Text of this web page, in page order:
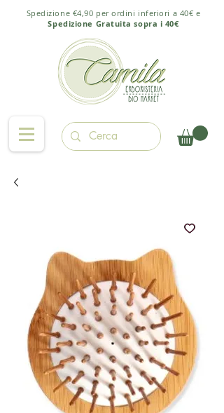
Spedizione €4,90 per ordini inferiori a 40€ e
Spedizione Gratuita sopra i 40€